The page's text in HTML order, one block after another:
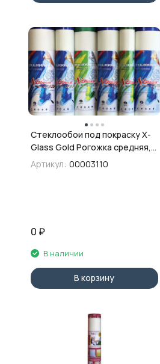
Стеклообои под покраску X-
Glass Gold Рогожка средняя,
1х50 м
Артикул: 00003110
0 ₽
В наличии
В корзину